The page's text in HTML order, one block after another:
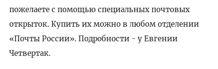
пожелаете с помощью специальных почтовых
открыток. Купить их можно в любом отделении
«Почты России». Подробности - у Евгении
Четвертак.